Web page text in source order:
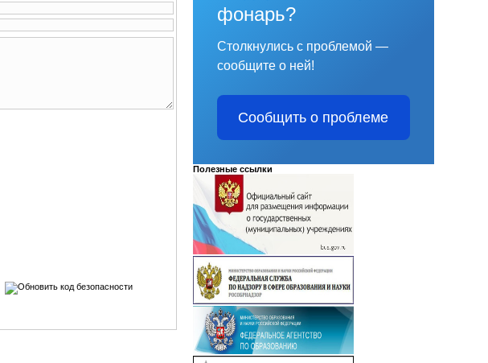
фонарь?
Столкнулись с проблемой —
сообщите о ней!
Сообщить о проблеме
Полезные ссылки